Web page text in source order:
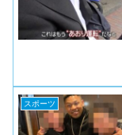
スポーツ